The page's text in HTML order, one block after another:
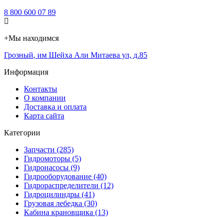
8 800 600 07 89
+Мы находимся
Грозный, им Шейха Али Митаева ул, д.85
Информация
Контакты
О компании
Доставка и оплата
Карта сайта
Категории
Запчасти (285)
Гидромоторы (5)
Гидронасосы (9)
Гидрооборудование (40)
Гидрораспределители (12)
Гидроцилиндры (41)
Грузовая лебедка (30)
Кабина крановщика (13)